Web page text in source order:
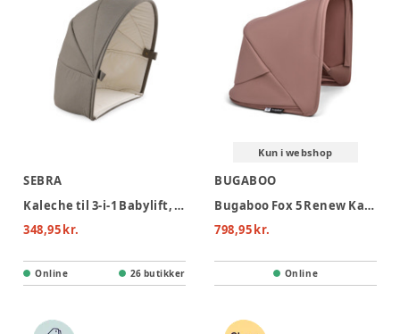
SEBRA
Kaleche til 3-i-1 Babylift, dark olive
348,95 kr.
Online 26 butikker
Kun i webshop
BUGABOO
Bugaboo Fox 5 Renew Kaleche - Dusty Pink
798,95 kr.
Online